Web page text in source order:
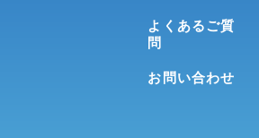
よくあるご質
問
お問い合わせ